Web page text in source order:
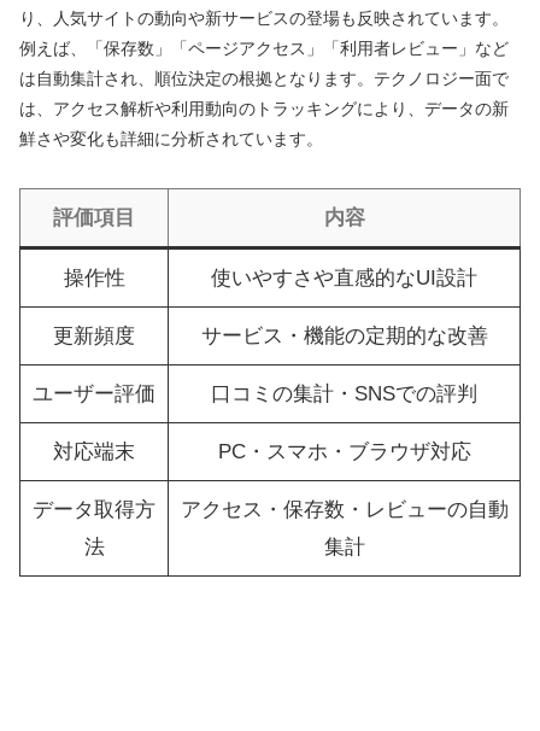
り、人気サイトの動向や新サービスの登場も反映されています。
例えば、「保存数」「ページアクセス」「利用者レビュー」など
は自動集計され、順位決定の根拠となります。テクノロジー面で
は、アクセス解析や利用動向のトラッキングにより、データの新
鮮さや変化も詳細に分析されています。
評価項目 内容
操作性 使いやすさや直感的なUI設計
更新頻度 サービス・機能の定期的な改善
ユーザー評価 口コミの集計・SNSでの評判
対応端末 PC・スマホ・ブラウザ対応
データ取得方
法
アクセス・保存数・レビューの自動
集計